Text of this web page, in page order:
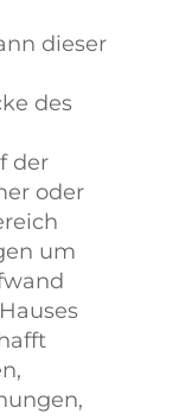
dieser
des
der
oder
um